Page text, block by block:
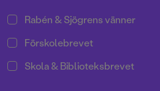
Rabén & Sjögrens vänner
Förskolebrevet
Skola & Biblioteksbrevet